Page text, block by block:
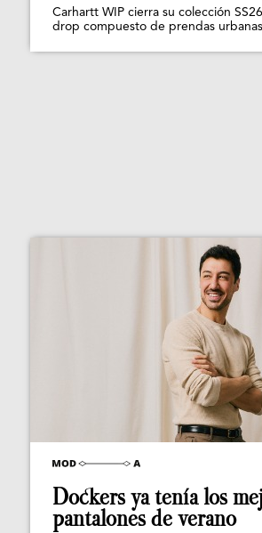
Carhartt WIP cierra su colección
drop compuesto de prendas
Dockers ya tenía los
pantalones de verano